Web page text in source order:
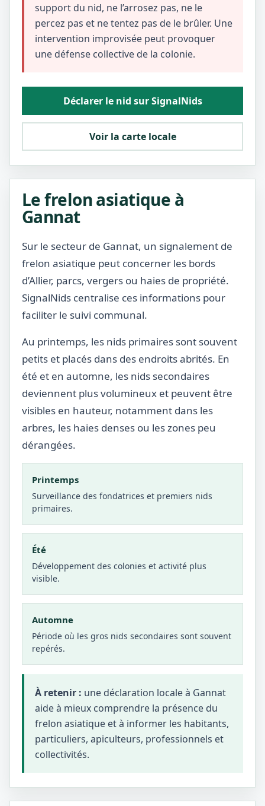
support du nid, ne l’arrosez pas, ne le
percez pas et ne tentez pas de le brûler. Une
intervention improvisée peut provoquer
une défense collective de la colonie.
Déclarer le nid sur SignalNids
Voir la carte locale
Le frelon asiatique à
Gannat
Sur le secteur de Gannat, un signalement de
frelon asiatique peut concerner les bords
d’Allier, parcs, vergers ou haies de propriété.
SignalNids centralise ces informations pour
faciliter le suivi communal.
Au printemps, les nids primaires sont souvent
petits et placés dans des endroits abrités. En
été et en automne, les nids secondaires
deviennent plus volumineux et peuvent être
visibles en hauteur, notamment dans les
arbres, les haies denses ou les zones peu
dérangées.
Printemps
Surveillance des fondatrices et premiers nids
primaires.
Été
Développement des colonies et activité plus
visible.
Automne
Période où les gros nids secondaires sont souvent
repérés.
À retenir : une déclaration locale à Gannat
aide à mieux comprendre la présence du
frelon asiatique et à informer les habitants,
particuliers, apiculteurs, professionnels et
collectivités.